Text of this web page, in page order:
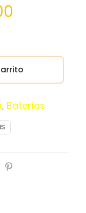
, Baterías